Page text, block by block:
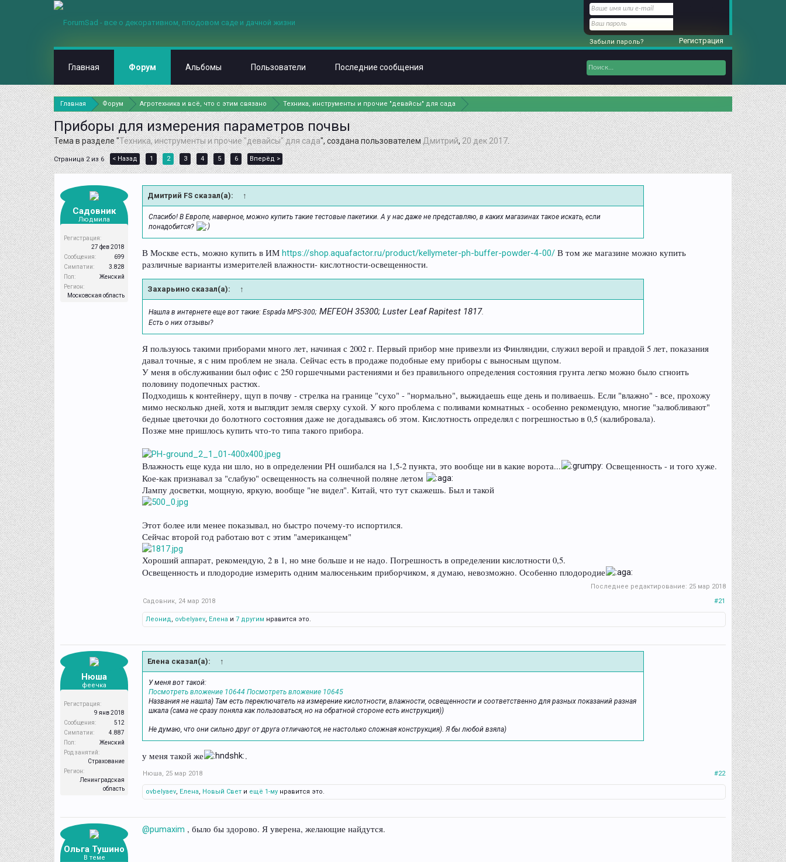
Главная Форум Агротехника и всё, что с этим связано Техника, инструменты и прочие "девайсы" для сада
Приборы для измерения параметров почвы
Тема в разделе "Техника, инструменты и прочие "девайсы" для сада", создана пользователемДмитрий,20 дек 2017.
Страница 2 из 6 < Назад 1 2 3 4 5 6 Вперёд >
Садовник
Людмила
Регистрация:
27 фев 2018
Сообщения:
699
Симпатии:
3.828
Пол:
Женский
Регион:
Московская область
Дмитрий FS сказал(а): ↑
Спасибо! В Европе, наверное, можно купить такие тестовые пакетики. А у нас даже не представляю, в каких магазинах такое искать, если
понадобится?
В Москве есть, можно купить в ИМ https://shop.aquafactor.ru/product/kellymeter-ph-buffer-powder-4-00/ В том же магазине можно купить
различные варианты измерителей влажности- кислотности-освещенности.
Захарьино сказал(а): ↑
Нашла в интернете еще вот такие: Espada MPS-300; МЕГЕОН 35300; Luster Leaf Rapitest 1817.
Есть о них отзывы?
Я пользуюсь такими приборами много лет, начиная с 2002 г. Первый прибор мне привезли из Финляндии, служил верой и правдой 5 лет, показания
давал точные, я с ним проблем не знала. Сейчас есть в продаже подобные ему приборы с выносным щупом.
У меня в обслуживании был офис с 250 горшечными растениями и без правильного определения состояния грунта легко можно было сгноить
половину подопечных растюх.
Подходишь к контейнеру, щуп в почву - стрелка на границе "сухо" - "нормально", выжидаешь еще день и поливаешь. Если "влажно" - все, прохожу
мимо несколько дней, хотя и выглядит земля сверху сухой. У кого проблема с поливами комнатных - особенно рекомендую, многие "залюбливают"
бедные цветочки до болотного состояния даже не догадываясь об этом. Кислотность определял с погрешностью в 0,5 (калибровала).
Позже мне пришлось купить что-то типа такого прибора.
Влажность еще куда ни шло, но в определении РН ошибался на 1,5-2 пункта, это вообще ни в какие ворота...
Освещенность - и того хуже.
Кое-как признавал за "слабую" освещенность на солнечной поляне летом
Лампу досветки, мощную, яркую, вообще "не видел". Китай, что тут скажешь. Был и такой
Этот более или менее показывал, но быстро почему-то испортился.
Сейчас второй год работаю вот с этим "американцем"
Хороший аппарат, рекомендую, 2 в 1, но мне больше и не надо. Погрешность в определении кислотности 0,5.
Освещенность и плодородие измерить одним малюсеньким приборчиком, я думаю, невозможно. Особенно плодородие
Последнее редактирование: 25 мар 2018
Садовник, 24 мар 2018 #21
Леонид, ovbelyaev, Елена и 7 другим нравится это.
Нюша
феечка
Регистрация:
9 янв 2018
Сообщения:
512
Симпатии:
4.887
Пол:
Женский
Род занятий:
Страхование
Регион:
Ленинградская
область
Елена сказал(а): ↑
У меня вот такой:
Посмотреть вложение 10644 Посмотреть вложение 10645
Названия не нашла) Там есть переключатель на измерение кислотности, влажности, освещенности и соответственно для разных показаний разная
шкала (сама не сразу поняла как пользоваться, но на обратной стороне есть инструкция))
Не думаю, что они сильно друг от друга отличаются, не настолько сложная конструкция). Я бы любой взяла)
у меня такой же .
Нюша, 25 мар 2018 #22
ovbelyaev, Елена, Новый Свет и ещё 1-му нравится это.
Ольга Тушино
В теме
@pumaxim , было бы здорово. Я уверена, желающие найдутся.
Забыли пароль? Регистрация
Главная Форум Альбомы Пользователи Последние сообщения